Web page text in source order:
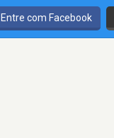
Entre com Facebook